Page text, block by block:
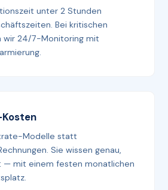
unter 2 Stunden
Bei kritischen
wir 24/7-Monitoring mit
Kosten
Modelle statt
Sie wissen genau,
— mit einem festen monatlichen